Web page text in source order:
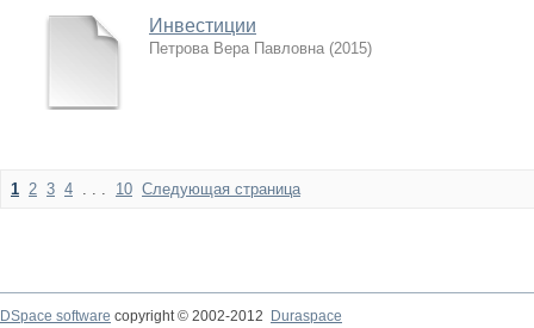
Инвестиции
Петрова Вера Павловна (2015)
1 2 3 4 . . . 10 Следующая страница
DSpace software copyright © 2002-2012
Duraspace